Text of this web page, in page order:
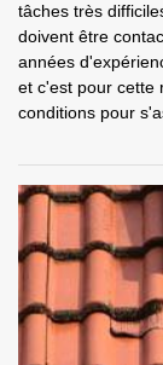
tâches très
doivent être
années
et c'est pour cette
conditions pour